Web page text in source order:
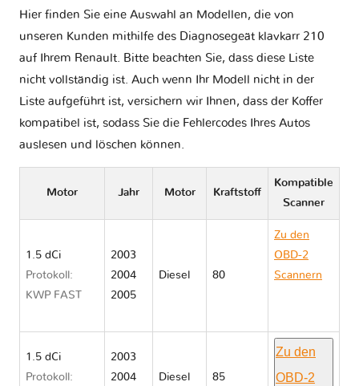
Hier finden Sie eine Auswahl an Modellen, die von
unseren Kunden mithilfe des Diagnosegeät klavkarr 210
auf Ihrem Renault. Bitte beachten Sie, dass diese Liste
nicht vollständig ist. Auch wenn Ihr Modell nicht in der
Liste aufgeführt ist, versichern wir Ihnen, dass der Koffer
kompatibel ist, sodass Sie die Fehlercodes Ihres Autos
auslesen und löschen können.
Motor Jahr Motor Kraftstoff
Kompatible
Scanner
1.5 dCi
Protokoll:
KWP FAST
2003
2004
2005
Diesel 80
Zu den
OBD-2
Scannern
1.5 dCi
Protokoll:
2003
2004
Diesel 85
Zu den
OBD-2